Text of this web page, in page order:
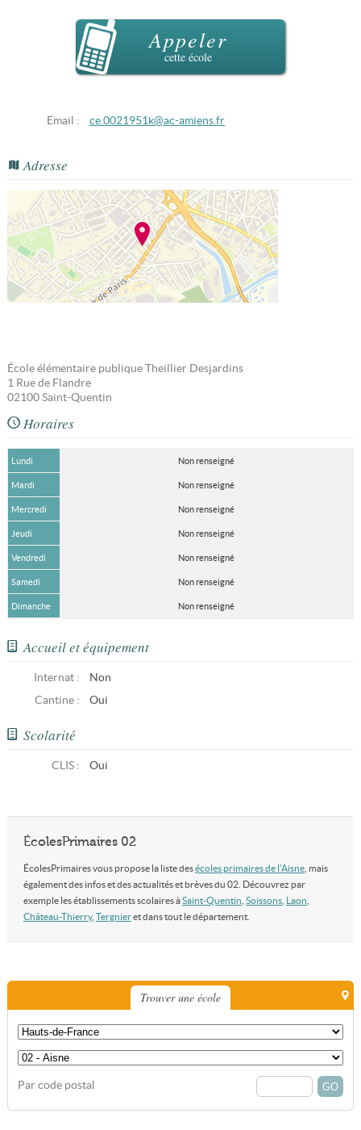
Appeler
cette école
Email : ce.0021951k@ac-amiens.fr
Adresse
École élémentaire publique Theillier Desjardins
1 Rue de Flandre
02100 Saint-Quentin
Horaires
Lundi Non renseigné
Mardi Non renseigné
Mercredi Non renseigné
Jeudi Non renseigné
Vendredi Non renseigné
Samedi Non renseigné
Dimanche Non renseigné
Accueil et équipement
Internat :
Non
Cantine :
Oui
Scolarité
CLIS: Oui
ÉcolesPrimaires 02
ÉcolesPrimaires vous propose la liste desécoles primaires de l'Aisne, mais
également des infos et des actualités et brèves du 02. Découvrez par
exemple les établissements scolaires àSaint-Quentin Soissons, Laon
Château-Thierry, Tergnieret dans tout le département.
Trouver une école
Par code postal